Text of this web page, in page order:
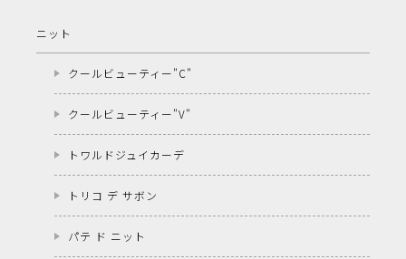
ニット
クールビューティー"C"
クールビューティー"V"
トワルドジュイカーデ
トリコ デ サボン
パテ ド ニット